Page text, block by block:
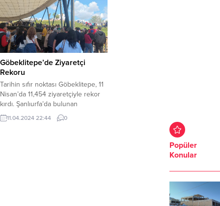
Göbeklitepe’de Ziyaretçi
Rekoru
Tarihin sıfır noktası Göbeklitepe, 11
Nisan’da 11,454 ziyaretçiyle rekor
kırdı. Şanlıurfa’da bulunan
arkeolojik alan Göbeklitepe, 11
Nisan’da 11,454 ziyaretçiyle rekor
11.04.2024 22:44 0
Popüler
Konular